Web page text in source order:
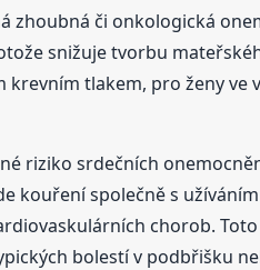
zhoubná či onkologická
snižuje tvorbu
tlakem, pro ženy
riziko srdečních
kouření společně s
chorob.
bolestí v podbřišku